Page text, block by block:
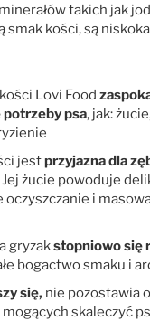
takich jak
smak kości, są
Lovi Food
psa, jak:
jestprzyjazna dla
żucie powoduje
oczyszczanie i
gryzakstopniowo się
bogactwo smaku i
się, nie pozostawia
skaleczyć